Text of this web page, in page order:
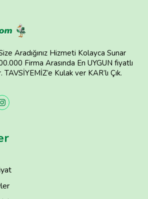
Aradığınız Hizmeti Kolayca Sunar
Firma Arasında En UYGUN fiyatlı
Kulak ver KAR’lı Çık.